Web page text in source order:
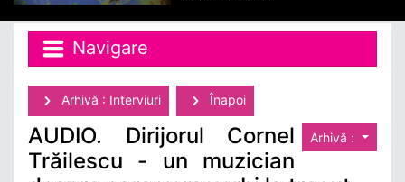
Navigare
Arhivă : Interviuri Înapoi
Arhivă :
AUDIO. Dirijorul Cornel
Trăilescu - un muzician